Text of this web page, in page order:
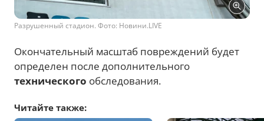
Разрушенный стадион. Фото: Новини.LIVE
Окончательный масштаб повреждений будет
определен после дополнительного
технического обследования.
Читайте также: